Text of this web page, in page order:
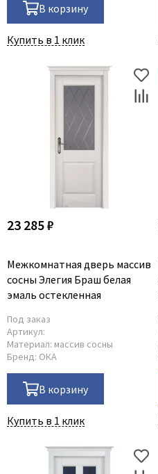
В корзину
Купить в 1 клик
23 285 ₽
Межкомнатная дверь массив
сосны Элегия Браш белая
эмаль остекленная
Под заказ
Артикул:
Материал: массив сосны
Бренд: ОКА
В корзину
Купить в 1 клик